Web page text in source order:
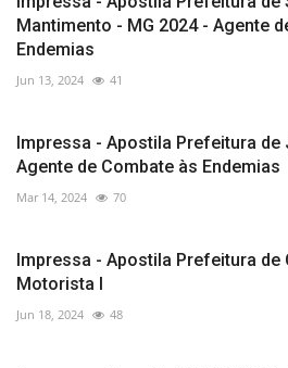
Mantimento - MG 2024 - Agente
Endemias
Jun 13, 2024 41
Impressa - Apostila Prefeitura de
Agente de Combate às Endemias
Mar 14, 2024 70
Impressa - Apostila Prefeitura de
Motorista I
Jun 18, 2024 48